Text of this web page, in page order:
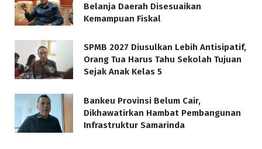
Belanja Daerah Disesuaikan
Kemampuan Fiskal
SPMB 2027 Diusulkan Lebih Antisipatif,
Orang Tua Harus Tahu Sekolah Tujuan
Sejak Anak Kelas 5
Bankeu Provinsi Belum Cair,
Dikhawatirkan Hambat Pembangunan
Infrastruktur Samarinda